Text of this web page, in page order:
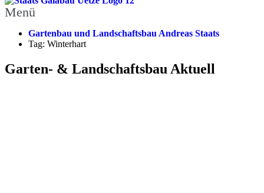
Menü
Gartenbau und Landschaftsbau Andreas Staats
Tag: Winterhart
Garten- & Landschaftsbau Aktuell